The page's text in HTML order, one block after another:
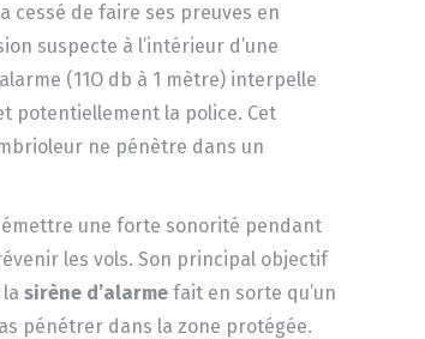
cessé de faire ses preuves en
suspecte à l’intérieur d’une
(11O db à 1 mètre) interpelle
potentiellement la police. Cet
ne pénètre dans un
émettre une forte sonorité pendant
les vols. Son principal objectif
lasirène d’alarme fait en sorte qu’un
pénétrer dans la zone protégée.